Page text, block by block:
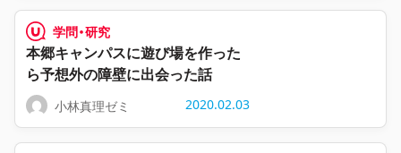
学問・研究
本郷キャンパスに遊び場を作った
ら予想外の障壁に出会った話
小林真理ゼミ 2020.02.03